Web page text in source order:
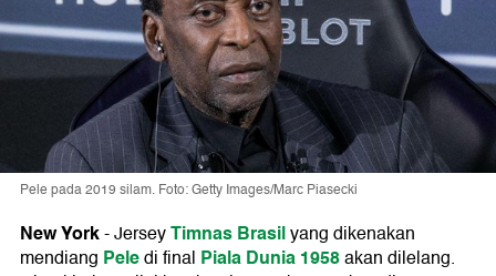
Pele pada 2019 silam. Foto: Getty Images/Marc Piasecki
New York-JerseyTimnas Brasilyang dikenakan
mendiang Peledi final Piala Dunia 1958akan dilelang.